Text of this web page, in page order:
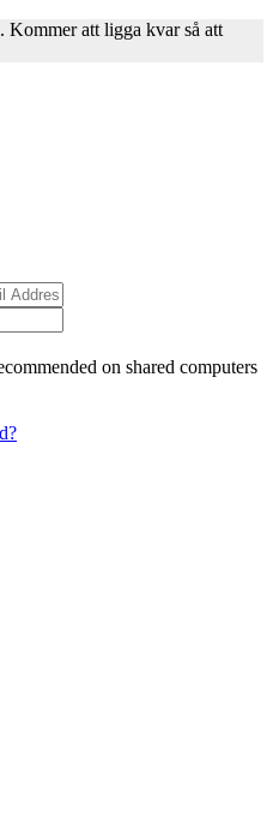
Kommer att ligga kvar så att
on shared computers